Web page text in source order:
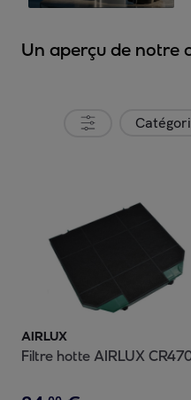
Un aperçu de notre
AIRLUX
Filtre hotte AIRLUX